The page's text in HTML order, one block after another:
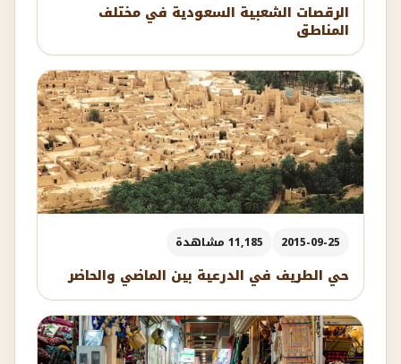
الرقصات الشعبية السعودية في مختلف
المناطق
2015-09-25 11,185 مشاهدة
حي الطريف في الدرعية بين الماضي والحاضر